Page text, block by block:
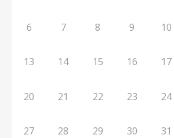
6 7 8 9 10
13 14 15 16 17
20 21 22 23 24
27 28 29 30 31